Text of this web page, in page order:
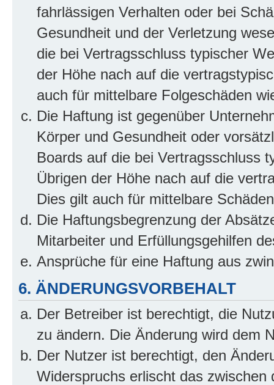
fahrlässigen Verhalten oder bei
Gesundheit und der Verletzung
die bei Vertragsschluss typischer
der Höhe nach auf die
auch für mittelbare Folgeschäden
Die Haftung ist gegenüber
Körper und Gesundheit oder
Boards auf die bei Vertragsschluss
Übrigen der Höhe nach auf die
Dies gilt auch für mittelbare
Die Haftungsbegrenzung der
Mitarbeiter und Erfüllungsgehilfen
Ansprüche für eine Haftung aus
6. ÄNDERUNGSVORBEHALT
Der Betreiber ist berechtigt, die
zu ändern. Die Änderung wird dem
Der Nutzer ist berechtigt, den
Widerspruchs erlischt das